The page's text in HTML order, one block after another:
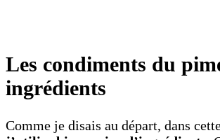
Les condiments du
ingrédients
Comme je disais au départ, dans